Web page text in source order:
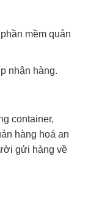
mềm quản
nhận hàng.
container,
hàng hoá an
gửi hàng về